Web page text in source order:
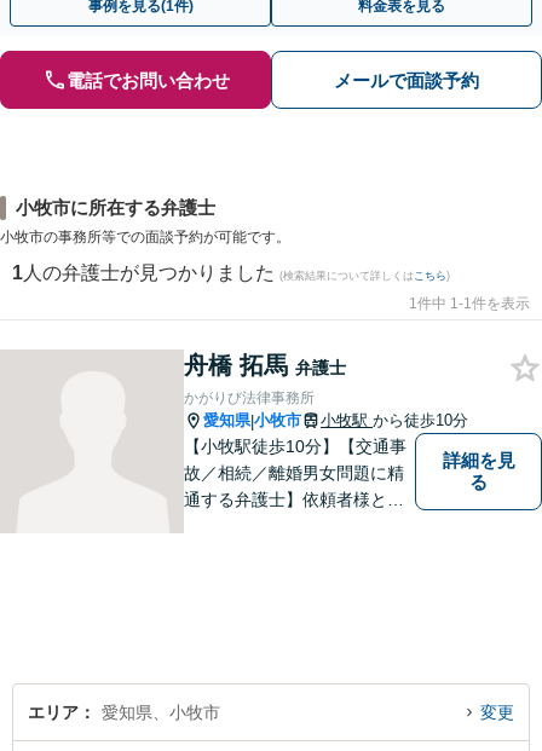
事例を見る(1件) 料金表を見る
電話でお問い合わせ メールで面談予約
小牧市に所在する弁護士
小牧市の事務所等での面談予約が可能です。
1 人の弁護士が見つかりました (検索結果について詳しくは こちら)
1件中 1-1件を表示
舟橋 拓馬 弁護士
かがりび法律事務所
愛知県|小牧市 小牧駅 から徒歩10分
【小牧駅徒歩10分】【交通事
故／相続／離婚男女問題に精
通する弁護士】依頼者様との
詳細を見
る
エリア 愛知県、小牧市 変更